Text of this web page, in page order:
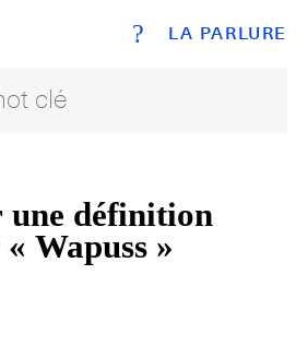
LA PARLURE
?
définition
Wapuss »